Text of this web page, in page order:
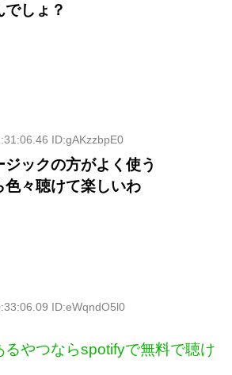
しょ？
ID:gAKzzbpE0
ジックの方がよく使う
色々聴けて楽しいわ
ID:eWqndO5l0
るやつならspotifyで無料で聴け